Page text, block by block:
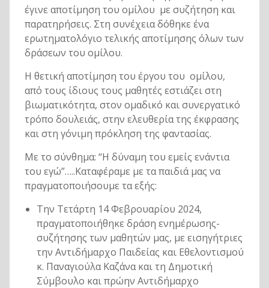
έγινε αποτίμηση του ομίλου με συζήτηση και
παρατηρήσεις. Στη συνέχεια δόθηκε ένα
ερωτηματολόγιο τελικής αποτίμησης όλων των
δράσεων του ομίλου.
Η θετική αποτίμηση του έργου του ομίλου,
από τους ίδιους τους μαθητές εστιάζει στη
βιωματικότητα, στον ομαδικό και συνεργατικό
τρόπο δουλειάς, στην ελευθερία της έκφρασης
και στη γόνιμη πρόκληση της φαντασίας.
Με το σύνθημα: “Η δύναμη του εμείς ενάντια
του εγώ”…..Καταφέραμε με τα παιδιά μας να
πραγματοποιήσουμε τα εξής:
Την Τετάρτη 14 Φεβρουαρίου 2024,
πραγματοποιήθηκε δράση ενημέρωσης-
συζήτησης των μαθητών μας, με εισηγήτριες
την Αντιδήμαρχο Παιδείας και Εθελοντισμού
κ. Παναγιούλα Καζάνα και τη Δημοτική
Σύμβουλο και πρώην Αντιδήμαρχο